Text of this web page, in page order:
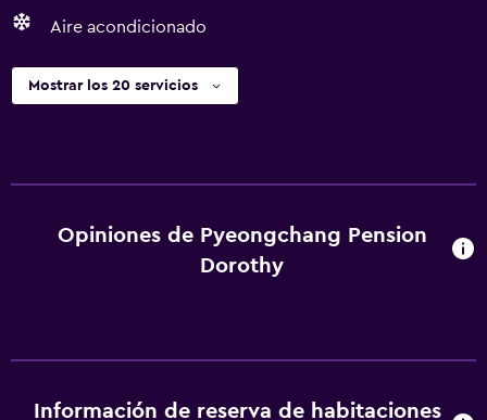
Aire acondicionado
Mostrar los 20 servicios
Opiniones de Pyeongchang Pension
Dorothy
Información de reserva de habitaciones